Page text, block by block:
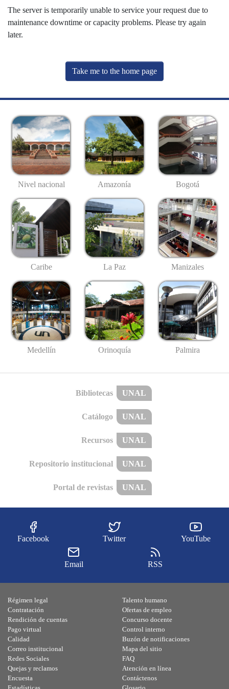
The server is temporarily unable to service your request due to
maintenance downtime or capacity problems. Please try again
later.
Take me to the home page
Nivel nacional Amazonía Bogotá
Caribe La Paz Manizales
Medellín Orinoquía Palmira
Bibliotecas UNAL
Catálogo UNAL
Recursos UNAL
Repositorio institucional UNAL
Portal de revistas UNAL
Facebook Twitter YouTube
Email RSS
Régimen legal
Contratación
Rendición de cuentas
Pago virtual
Calidad
Talento humano
Ofertas de empleo
Concurso docente
Control interno
Buzón de notificaciones
Correo institucional
Redes Sociales
Quejas y reclamos
Encuesta
Mapa del sitio
FAQ
Atención en línea
Contáctenos